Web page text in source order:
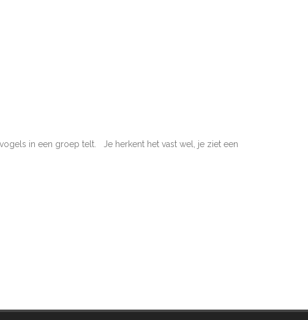
in een groep telt. Je herkent het vast wel, je ziet een